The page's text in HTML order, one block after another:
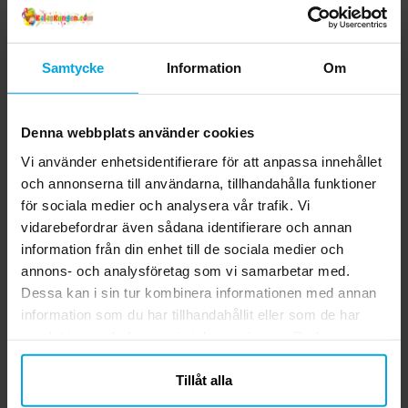
Samtycke Information Om
Denna webbplats använder cookies
Vi använder enhetsidentifierare för att anpassa innehållet
och annonserna till användarna, tillhandahålla funktioner
för sociala medier och analysera vår trafik. Vi
vidarebefordrar även sådana identifierare och annan
information från din enhet till de sociala medier och
annons- och analysföretag som vi samarbetar med.
Dessa kan i sin tur kombinera informationen med annan
information som du har tillhandahållit eller som de har
närsomhelst ändra ditt samtycke.
Tillåt alla
Ballonger - Ljusblå 10-
pack
Pris: 29,00 kr
29,00 kr
KÖP
Superman - Servetter
20-pack
Pris:39,00 kr
39,00 kr
KÖP